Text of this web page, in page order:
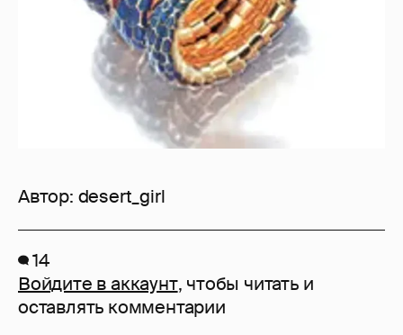
Автор: desert_girl
14
Войдите в аккаунт, чтобы читать и
оставлять комментарии